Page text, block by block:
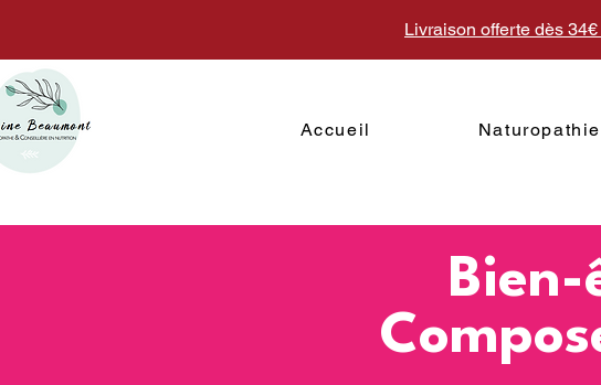
Livraison offerte dès
Accueil Naturopathie